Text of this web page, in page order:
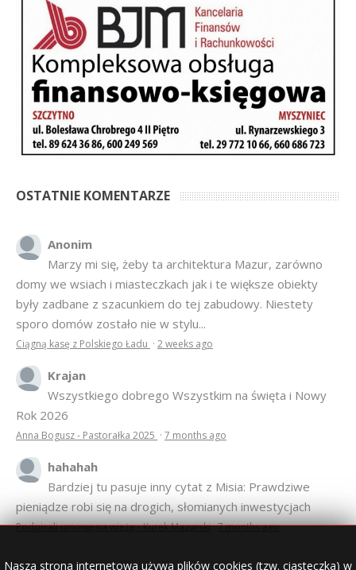
OSTATNIE KOMENTARZE
Anonim
Marzy mi się, żeby ta architektura Mazur, zarówno
domy we wsiach i miasteczkach jak i te większe obiekty
były zadbane z szacunkiem do tej zabudowy. Niestety
sporo domów zostało nie w stylu...
Ciągną kasę z Polskiego Ładu · 2 weeks ago
Krajan
Wszystkiego dobrego Wszystkim na święta i Nowy
Rok 2026
Anna Bogusz - Pastorałka 2025 · 7 months ago
hahahah
Bardziej tu pasuje inny cytat z Misia: Prawdziwe
pieniądze robi się na drogich, słomianych inwestycjach
Podpisali umowę na wieżę - Kurek Mazurski·7 months ago
Nasza strona internetowa używa plików cookies (tzw. ciasteczka) w